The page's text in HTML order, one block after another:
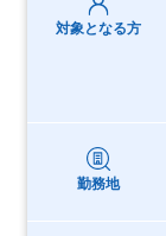
対象となる方
勤務地